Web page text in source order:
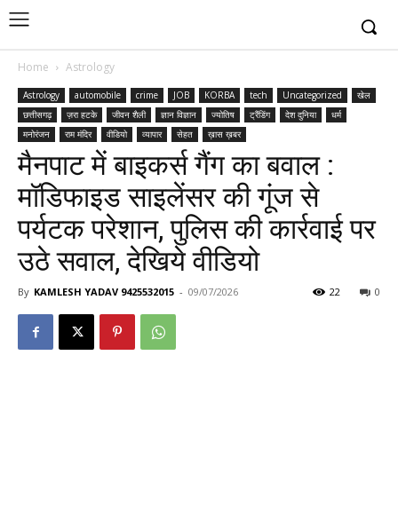
Home Astrology
Astrology automobile crime JOB KORBA tech Uncategorized
खेल
छत्तीसगढ़
ज़रा हटके जीवन शैली ज्ञान विज्ञान ज्योतिष ट्रैंडिंग देश दुनिया
धर्म
मनोरंजन
राम मंदिर वीडियो व्यापार सेहत ख़ास ख़बर
मैनपाट में बाइकर्स गैंग का बवाल :
मॉडिफाइड साइलेंसर की गूंज से
पर्यटक परेशान, पुलिस की कार्रवाई पर
उठे सवाल, देखिये वीडियो
By KAMLESH YADAV 9425532015 - 09/07/2026 0
22